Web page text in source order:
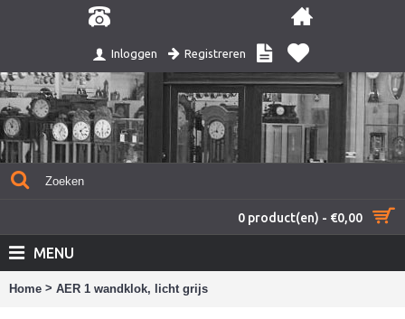
Inloggen Registreren
0 product(en) - €0,00
MENU
Home > AER 1 wandklok, licht grijs